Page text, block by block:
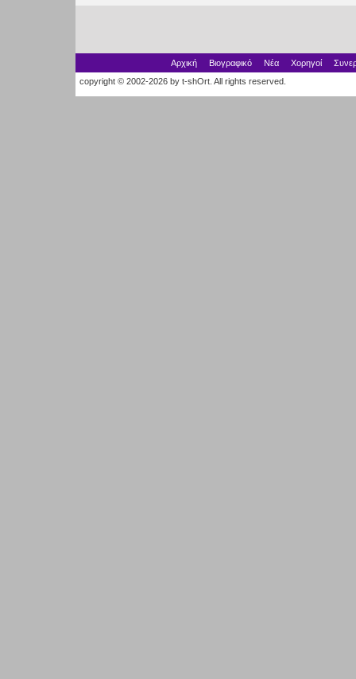
Αρχική Βιογραφικό Νέα Χορηγοί
copyright © 2002-2026 by t-shOrt. All rights reserved.